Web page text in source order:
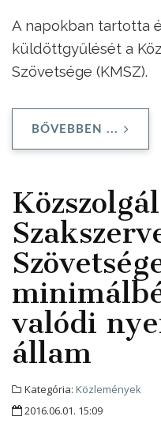
A napokban tartotta
küldöttgyűlését a
Szövetsége (KMSZ).
BŐVEBBEN ...
valódi
állam
Kategória: Közlemények
2016.06.01. 15:09